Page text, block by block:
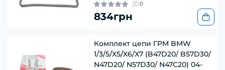
0
834грн
Комплект цепи ГРМ BMW
1/3/5/X5/X6/X7 (B47D20/ B57D30/
N47D20/ N57D30/ N47C20) 04-